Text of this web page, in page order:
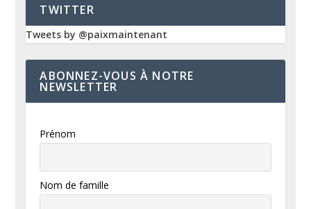
TWITTER
Tweets by @paixmaintenant
ABONNEZ-VOUS À NOTRE
NEWSLETTER
Prénom
Nom de famille